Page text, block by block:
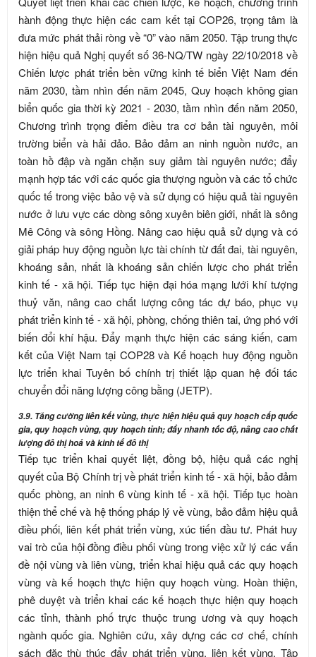
hành động thực hiện các cam kết tại COP26, trọng tâm là
đưa mức phát thải ròng về “0” vào năm 2050. Tập trung thực
hiện hiệu quả Nghị quyết số 36-NQ/TW ngày 22/10/2018 về
Chiến lược phát triển bền vững kinh tế biển Việt Nam đến
năm 2030, tầm nhìn đến năm 2045, Quy hoạch không gian
biển quốc gia thời kỳ 2021 - 2030, tầm nhìn đến năm 2050,
Chương trình trọng điểm điều tra cơ bản tài nguyên, môi
trường biển và hải đảo. Bảo đảm an ninh nguồn nước, an
toàn hồ đập và ngăn chặn suy giảm tài nguyên nước; đẩy
mạnh hợp tác với các quốc gia thượng nguồn và các tổ chức
quốc tế trong việc bảo vệ và sử dụng có hiệu quả tài nguyên
nước ở lưu vực các dòng sông xuyên biên giới, nhất là sông
Mê Công và sông Hồng. Nâng cao hiệu quả sử dụng và có
giải pháp huy động nguồn lực tài chính từ đất đai, tài nguyên,
khoáng sản, nhất là khoáng sản chiến lược cho phát triển
kinh tế - xã hội. Tiếp tục hiện đại hóa mạng lưới khí tượng
thuỷ văn, nâng cao chất lượng công tác dự báo, phục vụ
phát triển kinh tế - xã hội, phòng, chống thiên tai, ứng phó với
biến đổi khí hậu. Đẩy mạnh thực hiện các sáng kiến, cam
kết của Việt Nam tại COP28 và Kế hoạch huy động nguồn
lực triển khai Tuyên bố chính trị thiết lập quan hệ đối tác
chuyển đổi năng lượng công bằng (JETP).
3.9. Tăng cường liên kết vùng, thực hiện hiệu quả quy hoạch cấp quốc
gia, quy hoạch vùng, quy hoạch tỉnh; đẩy nhanh tốc độ, nâng cao chất
lượng đô thị hoá và kinh tế đô thị
Tiếp tục triển khai quyết liệt, đồng bộ, hiệu quả các nghị
quyết của Bộ Chính trị về phát triển kinh tế - xã hội, bảo đảm
quốc phòng, an ninh 6 vùng kinh tế - xã hội. Tiếp tục hoàn
thiện thể chế và hệ thống pháp lý về vùng, bảo đảm hiệu quả
điều phối, liên kết phát triển vùng, xúc tiến đầu tư. Phát huy
vai trò của hội đồng điều phối vùng trong việc xử lý các vấn
đề nội vùng và liên vùng, triển khai hiệu quả các quy hoạch
vùng và kế hoạch thực hiện quy hoạch vùng. Hoàn thiện,
phê duyệt và triển khai các kế hoạch thực hiện quy hoạch
các tỉnh, thành phố trực thuộc trung ương và quy hoạch
ngành quốc gia. Nghiên cứu, xây dựng các cơ chế, chính
sách đặc thù thúc đẩy phát triển vùng, liên kết vùng. Tập